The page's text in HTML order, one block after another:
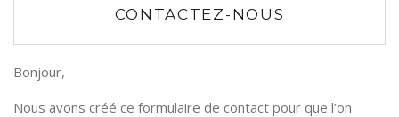
CONTACTEZ-NOUS
Bonjour,
Nous avons créé ce formulaire de contact pour que l’on